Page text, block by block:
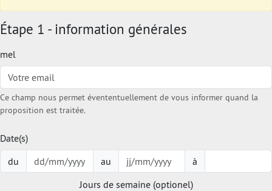
Étape 1 - information générales
mel
Ce champ nous permet évententuellement de vous informer quand la
proposition est traitée.
Date(s)
du
au
à
Jours de semaine (optionel)